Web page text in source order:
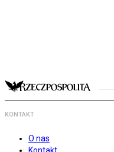
KONTAKT
O nas